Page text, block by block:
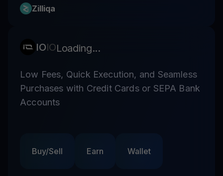
Zilliqa
IOIOLoading...
Low Fees, Quick Execution, and Seamless
Purchases with Credit Cards or SEPA Bank
Accounts
Buy/Sell Earn Wallet